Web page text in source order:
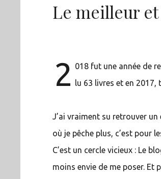
Le meilleur et
2 018 fut une année de
lu 63 livres et en 2017,
J’ai vraiment su retrouver
où je pêche plus, c’est pour
C’est un cercle vicieux : Le
moins envie de me poser.